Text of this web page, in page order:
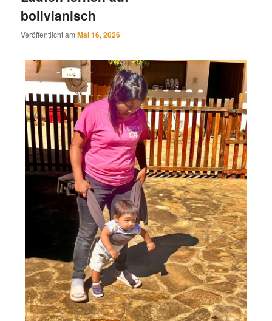
bolivianisch
Veröffentlicht amMai 16, 2026